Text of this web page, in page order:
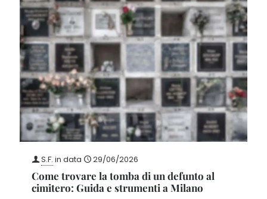
S.F. in data 29/06/2026
Come trovare la tomba di un defunto al
cimitero: Guida e strumenti a Milano